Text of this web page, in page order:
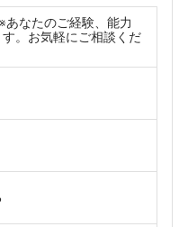
なたのご経験、能力
。お気軽にご相談くだ